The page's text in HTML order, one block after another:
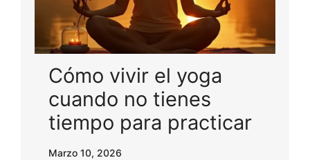
Cómo vivir el yoga
cuando no tienes
tiempo para practicar
Marzo 10, 2026